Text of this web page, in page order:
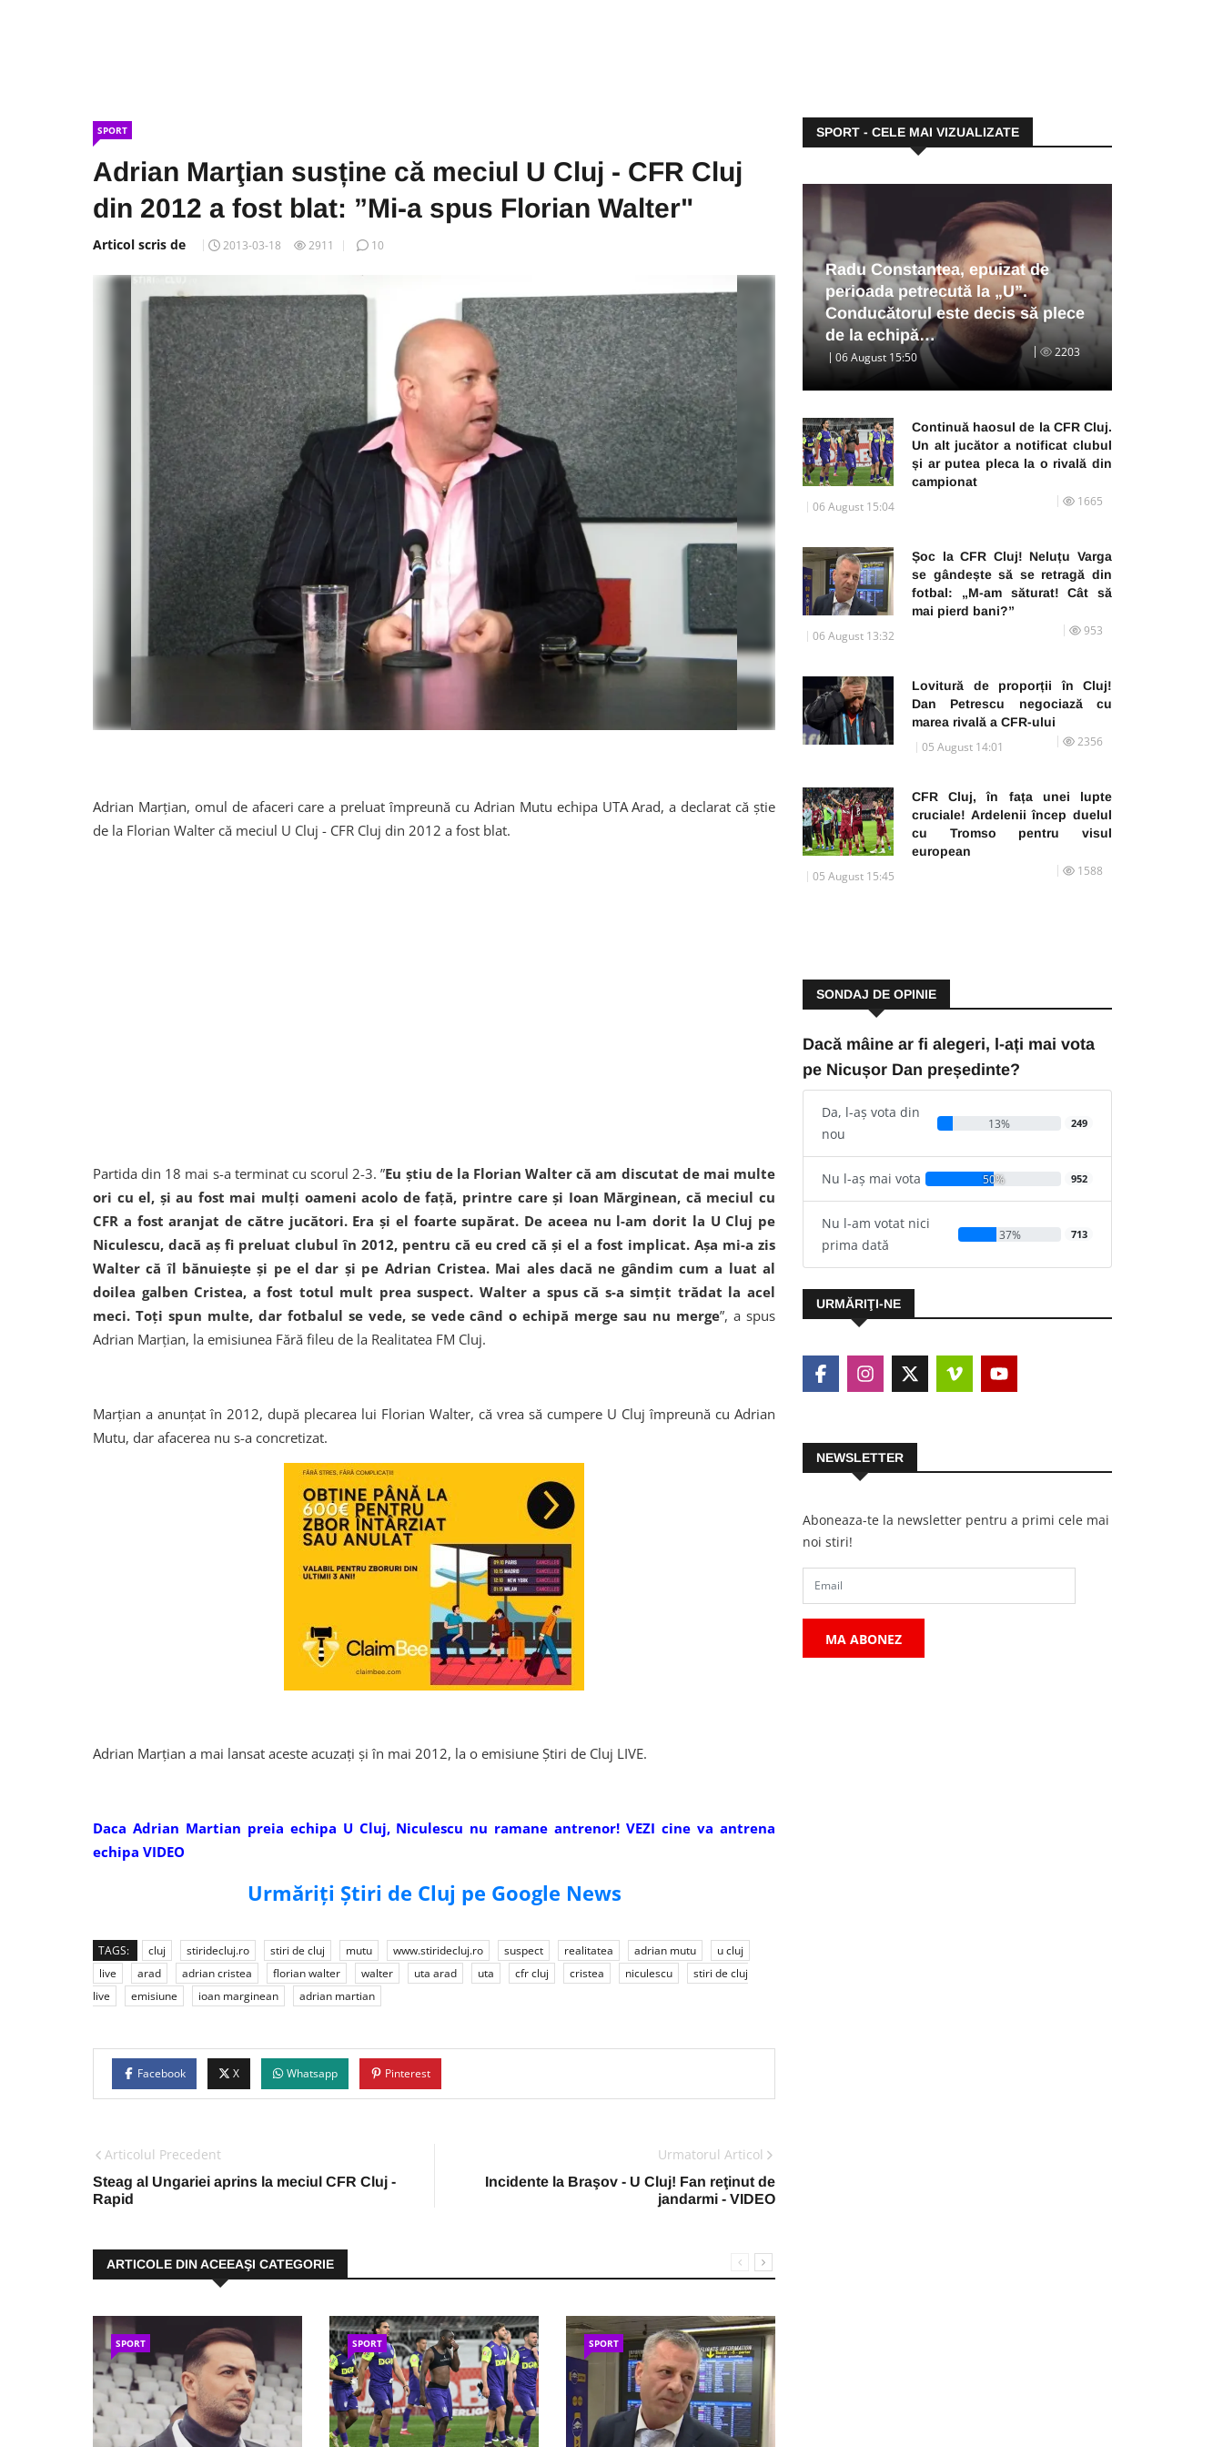
SPORT
Adrian Marţian susține că meciul U Cluj - CFR Cluj
din 2012 a fost blat: ”Mi-a spus Florian Walter"
Articol scris de 2013-03-18 2911 10
Adrian Marțian, omul de afaceri care a preluat împreună cu Adrian Mutu echipa UTA Arad, a declarat că știe
de la Florian Walter că meciul U Cluj - CFR Cluj din 2012 a fost blat.
Partida din 18 mai s-a terminat cu scorul 2-3. ”Eu ştiu de la Florian Walter că am discutat de mai multe
ori cu el, şi au fost mai mulţi oameni acolo de faţă, printre care şi Ioan Mărginean, că meciul cu
CFR a fost aranjat de către jucători. Era şi el foarte supărat. De aceea nu l-am dorit la U Cluj pe
Niculescu, dacă aș fi preluat clubul în 2012, pentru că eu cred că şi el a fost implicat. Așa mi-a zis
Walter că îl bănuieşte şi pe el dar şi pe Adrian Cristea. Mai ales dacă ne gândim cum a luat al
doilea galben Cristea, a fost totul mult prea suspect. Walter a spus că s-a simţit trădat la acel
meci. Toţi spun multe, dar fotbalul se vede, se vede când o echipă merge sau nu merge”, a spus
Adrian Marţian, la emisiunea Fără fileu de la Realitatea FM Cluj.
Marțian a anunțat în 2012, după plecarea lui Florian Walter, că vrea să cumpere U Cluj împreună cu Adrian
Mutu, dar afacerea nu s-a concretizat.
Adrian Marțian a mai lansat aceste acuzați și în mai 2012, la o emisiune Știri de Cluj LIVE.
Daca Adrian Martian preia echipa U Cluj, Niculescu nu ramane antrenor! VEZI cine va antrena
echipa VIDEO
Urmăriți Știri de Cluj pe Google News
TAGS: cluj stiridecluj.ro stiri de cluj mutu www.stiridecluj.ro suspect realitatea adrian mutu
u cluj
live
arad adrian cristea florian walter walter uta arad uta cfr cluj cristea niculescu
stiri de cluj
live
emisiune ioan marginean adrian martian
Facebook X Whatsapp Pinterest
Articolul Precedent
Steag al Ungariei aprins la meciul CFR Cluj -
Rapid
Urmatorul Articol
Incidente la Braşov - U Cluj! Fan reţinut de
jandarmi - VIDEO
ARTICOLE DIN ACEEAŞI CATEGORIE
SPORT SPORT SPORT
SPORT - CELE MAI VIZUALIZATE
Radu Constantea, epuizat de
perioada petrecută la „U”.
Conducătorul este decis să plece
de la echipă…
06 August 15:50 2203
Continuă haosul de la CFR Cluj.
Un alt jucător a notificat clubul
și ar putea pleca la o rivală din
campionat
06 August 15:04 1665
Șoc la CFR Cluj! Neluțu Varga
se gândește să se retragă din
fotbal: „M-am săturat! Cât să
mai pierd bani?”
06 August 13:32 953
Lovitură de proporții în Cluj!
Dan Petrescu negociază cu
marea rivală a CFR-ului
05 August 14:01 2356
CFR Cluj, în fața unei lupte
cruciale! Ardelenii încep duelul
cu Tromso pentru visul
european
05 August 15:45 1588
SONDAJ DE OPINIE
Dacă mâine ar fi alegeri, l-ați mai vota
pe Nicușor Dan președinte?
Da, l-aș vota din
nou
13% 249
Nu l-aș mai vota 50% 952
Nu l-am votat nici
prima dată
37% 713
URMĂRIŢI-NE
NEWSLETTER
Aboneaza-te la newsletter pentru a primi cele mai
noi stiri!
MA ABONEZ